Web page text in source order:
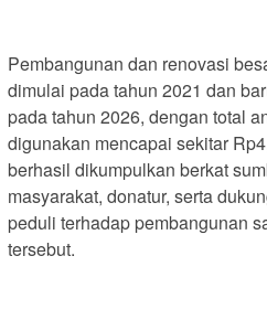
Pembangunan dan renovasi
dimulai pada tahun 2021 dan
pada tahun 2026, dengan total
digunakan mencapai sekitar
berhasil dikumpulkan berkat
masyarakat, donatur, serta
peduli terhadap pembangunan
tersebut.